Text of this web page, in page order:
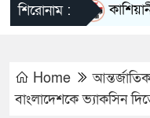
শিরোনাম : কাশিয়ানীর
Home
আন্তর্জাতিক
বাংলাদেশকে ভ্যাকসিন